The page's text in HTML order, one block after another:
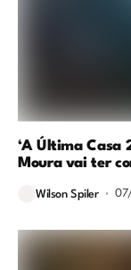
‘A Última Casa
Moura vai ter
Wilson Spiler